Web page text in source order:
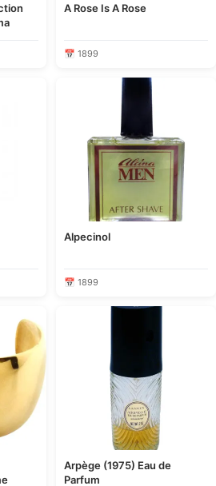
A Rose Is A Rose
📅 1899
Alpecinol
📅 1899
Arpège (1975) Eau de
Parfum